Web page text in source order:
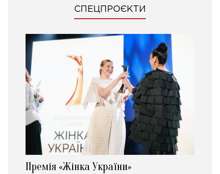
СПЕЦПРОЄКТИ
Премія «Жінка України»